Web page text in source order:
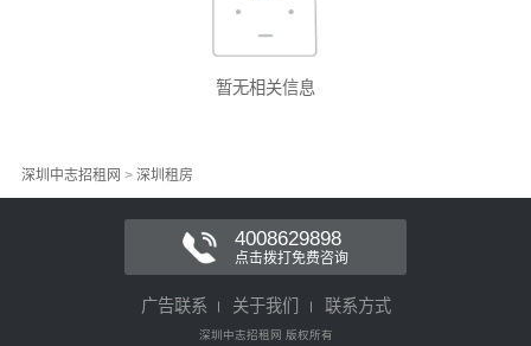
暂无相关信息
深圳中志招租网 > 深圳租房
4008629898
点击拨打免费咨询
广告联系 关于我们 联系方式
深圳中志招租网 版权所有